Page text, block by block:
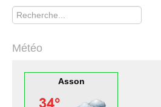
Rechercher
Météo
Asson